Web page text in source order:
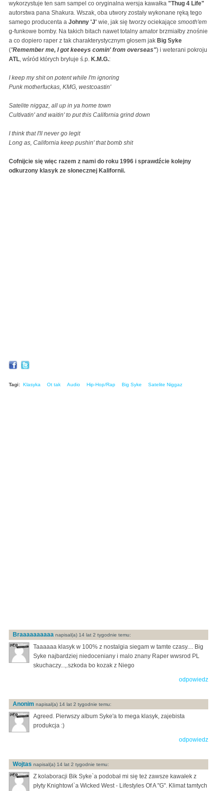
wykorzystuje ten sam sampel co oryginalna wersja kawałka "Thug 4 Life"
autorstwa pana Shakura. Wszak, oba utwory zostały wykonane ręką tego
samego producenta a Johnny 'J' wie, jak się tworzy ociekające smooth'em
g-funkowe bomby. Na takich bitach nawet totalny amator brzmiałby znośnie
a co dopiero raper z tak charakterystycznym głosem jak Big Syke
("Remember me, I got keeeys comin' from overseas") i weterani pokroju
ATL, wśród których bryluje ś.p. K.M.G.:
I keep my shit on potent while I'm ignoring
Punk motherfuckas, KMG, westcoastin'
Satelite niggaz, all up in ya home town
Cultivatin' and waitin' to put this California grind down
I think that I'll never go legit
Long as, California keep pushin' that bomb shit
Cofnijcie się więc razem z nami do roku 1996 i sprawdźcie kolejny
odkurzony klasyk ze słonecznej Kalifornii.
Tagi: Klasyka Ot tak Audio Hip-Hop/Rap Big Syke Satelite Niggaz
Braaaaaaaaaa napisal(a) 14 lat 2 tygodnie temu:
Taaaaaa klasyk w 100% z nostalgia siegam w tamte czasy.... Big
Syke najbardziej niedoceniany i malo znany Raper wwsrod PL
skuchaczy...,.szkoda bo kozak z Niego
odpowiedz
Anonim napisal(a) 14 lat 2 tygodnie temu:
Agreed. Pierwszy album Syke'a to mega klasyk, zajebista
produkcja :)
odpowiedz
Wojtas napisal(a) 14 lat 2 tygodnie temu:
Z kolaboracji Bik Syke`a podobał mi się też zawsze kawałek z
płyty Knightowl`a Wicked West - Lifestyles Of A "G". Klimat tamtych